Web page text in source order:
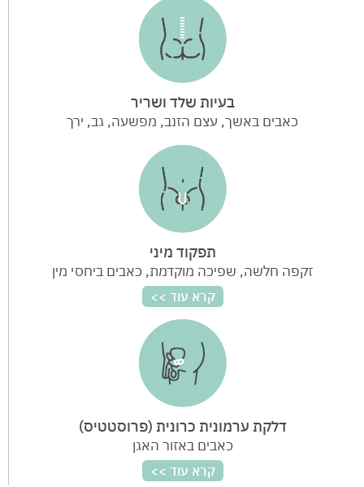
בעיות שלד ושריר
כאבים באשך, עצם הזנב, מפשעה, גב, ירך
תפקוד מיני
זקפה חלשה, שפיכה מוקדמת, כאבים ביחסי מין
דלקת ערמונית כרונית (פרוסטטיס)
כאבים באזור האגן